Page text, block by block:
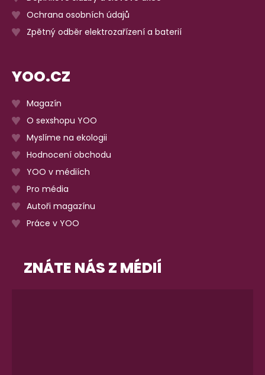
Ochrana osobních údajů
Zpětný odběr elektrozařízení a baterií
YOO.CZ
Magazín
O sexshopu YOO
Myslíme na ekologii
Hodnocení obchodu
YOO v médiích
Pro média
Autoři magazínu
Práce v YOO
ZNÁTE NÁS Z MÉDIÍ